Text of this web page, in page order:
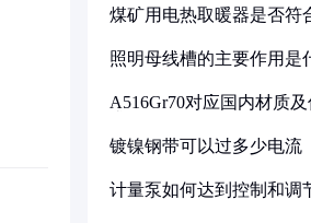
煤矿用电热取暖器是否符
照明母线槽的主要作用是
A516Gr70对应国内材质
镀镍钢带可以过多少电流
计量泵如何达到控制和调